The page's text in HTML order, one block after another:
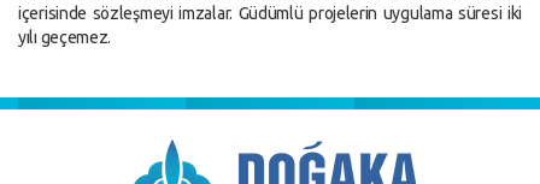
içerisinde sözleşmeyi imzalar. Güdümlü projelerin uygulama süresi iki
yılı geçemez.